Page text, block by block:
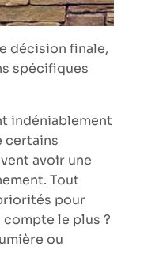
décision finale,
spécifiques
indéniablement
certains
avoir une
Tout
pour
le plus ?
ou